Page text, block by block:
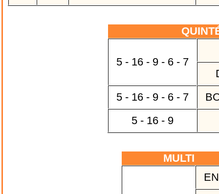
5 - 16 - 9 - 6 - 7
5 - 16 - 9 - 6 - 7
5 - 16 - 9
MULTI